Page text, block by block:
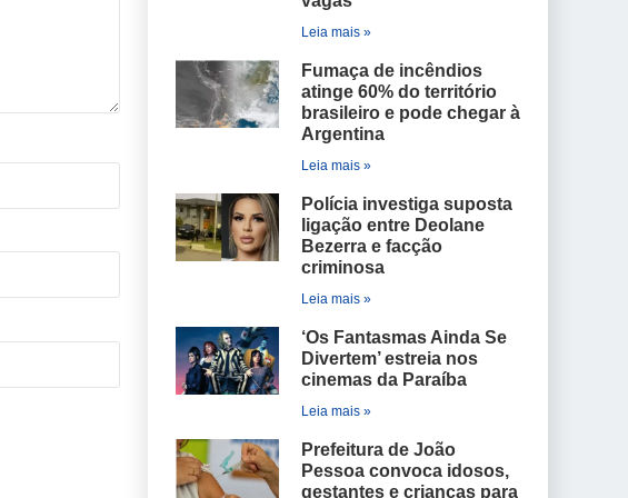
Leia mais »
Fumaça de incêndios
atinge 60% do território
brasileiro e pode chegar à
Argentina
Leia mais »
Polícia investiga suposta
ligação entre Deolane
Bezerra e facção
criminosa
Leia mais »
‘Os Fantasmas Ainda Se
Divertem’ estreia nos
cinemas da Paraíba
Leia mais »
Prefeitura de João
Pessoa convoca idosos,
gestantes e crianças para